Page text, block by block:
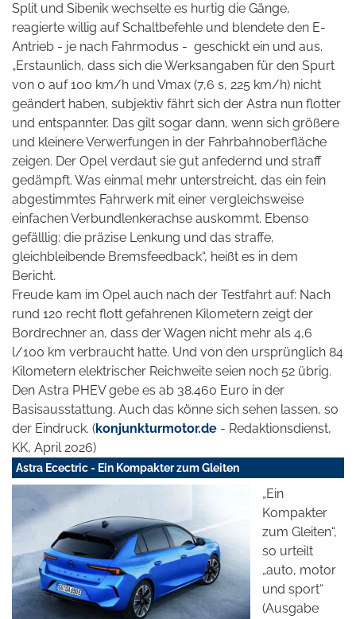
Split und Sibenik wechselte es hurtig die Gänge,
reagierte willig auf Schaltbefehle und blendete den E-
Antrieb - je nach Fahrmodus - geschickt ein und aus.
„Erstaunlich, dass sich die Werksangaben für den Spurt
von 0 auf 100 km/h und Vmax (7,6 s, 225 km/h) nicht
geändert haben, subjektiv fährt sich der Astra nun flotter
und entspannter. Das gilt sogar dann, wenn sich größere
und kleinere Verwerfungen in der Fahrbahnoberfläche
zeigen. Der Opel verdaut sie gut anfedernd und straff
gedämpft. Was einmal mehr unterstreicht, das ein fein
abgestimmtes Fahrwerk mit einer vergleichsweise
einfachen Verbundlenkerachse auskommt. Ebenso
gefälllig: die präzise Lenkung und das straffe,
gleichbleibende Bremsfeedback“, heißt es in dem
Bericht.
Freude kam im Opel auch nach der Testfahrt auf: Nach
rund 120 recht flott gefahrenen Kilometern zeigt der
Bordrechner an, dass der Wagen nicht mehr als 4,6
l/100 km verbraucht hatte. Und von den ursprünglich 84
Kilometern elektrischer Reichweite seien noch 52 übrig.
Den Astra PHEV gebe es ab 38.460 Euro in der
Basisausstattung. Auch das könne sich sehen lassen, so
der Eindruck. (konjunkturmotor.de - Redaktionsdienst,
KK, April 2026)
Astra Ecectric - Ein Kompakter zum Gleiten
„Ein
Kompakter
zum Gleiten“,
so urteilt
„auto, motor
und sport“
(Ausgabe